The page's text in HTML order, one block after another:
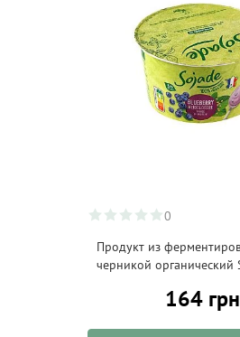
0
Продукт из
черникой органический
164 грн